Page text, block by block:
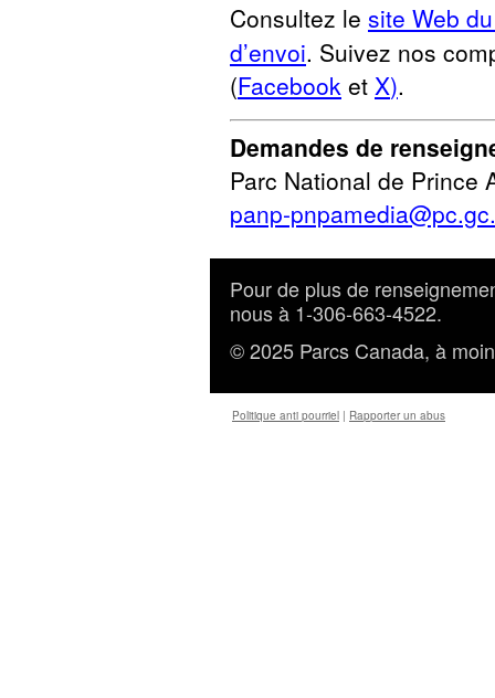
Consultez le site Web
d’envoi. Suivez nos
(Facebook et X).
Demandes de
Parc National de Prince
panp-
Pour de plus de
nous à 1-306-663-4522.
© 2025 Parcs Canada, à
Politique anti pourriel | Rapporter un abus